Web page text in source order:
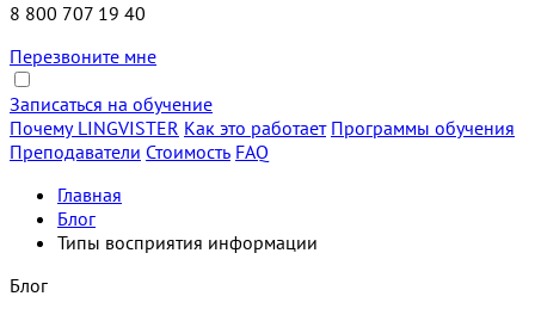
8 800 707 19 40
Перезвоните мне
Записаться на обучение
Почему LINGVISTER Как это работает Программы обучения
Преподаватели Стоимость FAQ
Главная
Блог
Типы восприятия информации
Блог